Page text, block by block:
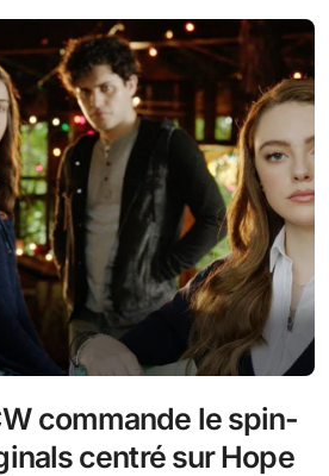
commande le spin-
centré sur Hope